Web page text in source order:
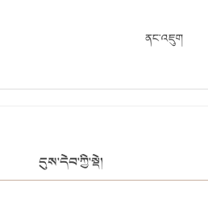
ནང་འཇུག
དུས་དེབ་ཀྱི་སྡེ།